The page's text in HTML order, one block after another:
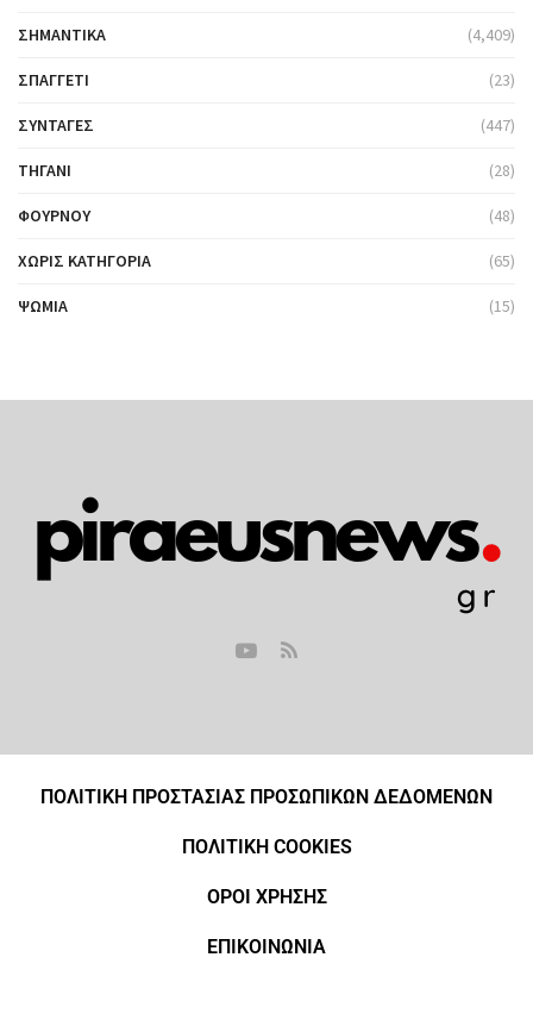
ΣΗΜΑΝΤΙΚΆ (4,409)
ΣΠΑΓΓΈΤΙ (23)
ΣΥΝΤΑΓΈΣ (447)
ΤΗΓΆΝΙ (28)
ΦΟΎΡΝΟΥ (48)
ΧΩΡΊΣ ΚΑΤΗΓΟΡΊΑ (65)
ΨΩΜΙΆ (15)
ΠΟΛΙΤΙΚΗ ΠΡΟΣΤΑΣΙΑΣ ΠΡΟΣΩΠΙΚΩΝ ΔΕΔΟΜΕΝΩΝ
ΠΟΛΙΤΙΚΗ COOKIES
ΟΡΟΙ ΧΡΗΣΗΣ
ΕΠΙΚΟΙΝΩΝΙΑ